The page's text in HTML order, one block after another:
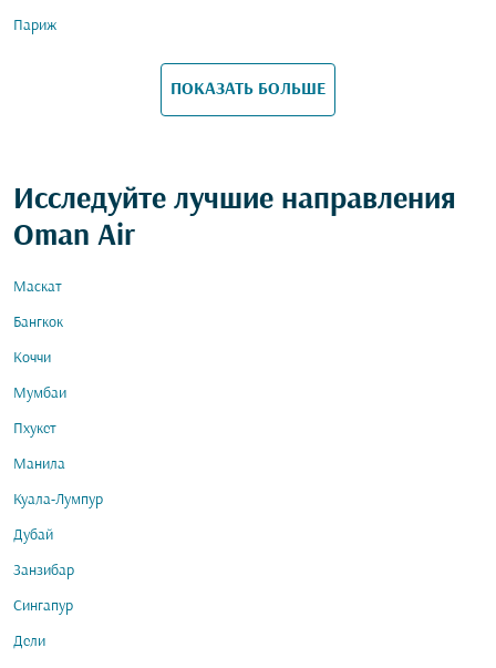
Париж
ПОКАЗАТЬ БОЛЬШЕ
Исследуйте лучшие направления
Oman Air
Маскат
Бангкок
Коччи
Мумбаи
Пхукет
Манила
Куала-Лумпур
Дубай
Занзибар
Сингапур
Дели